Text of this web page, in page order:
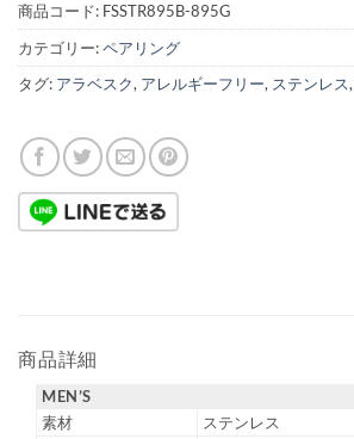
商品コード: FSSTR895B-895G
カテゴリー:ペアリング
タグ: アラベスク, アレルギーフリー, ステンレス,
商品詳細
MEN’S
素材
ステンレス